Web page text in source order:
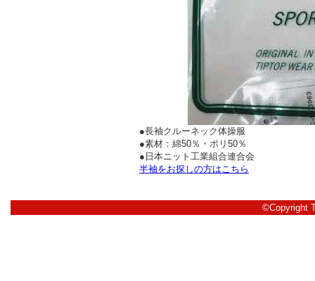
●長袖クルーネック体操服
●素材：綿50％・ポリ50％
●日本ニット工業組合連合会
半袖をお探しの方はこちら
©Copyright